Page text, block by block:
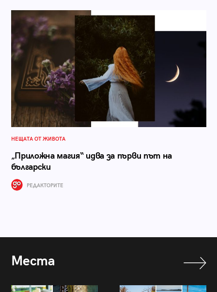
НЕЩАТА ОТ ЖИВОТА
„Приложна магия“ идва за първи път на
български
РЕДАКТОРИТЕ
Места